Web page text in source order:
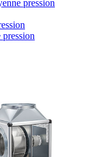
pression